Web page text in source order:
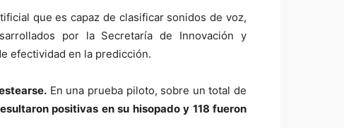
que es capaz de clasificar sonidos de voz,
por la Secretaría de Innovación y
efectividad en la predicción.
En una prueba piloto, sobre un total de
positivas en su hisopado y 118 fueron